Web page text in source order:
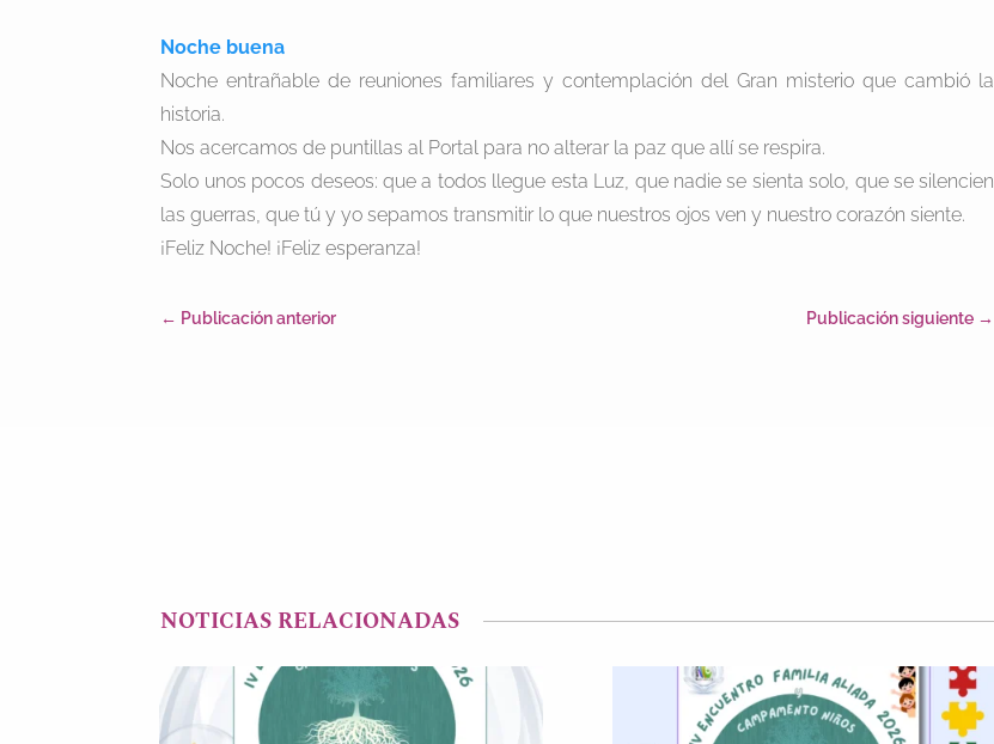
Noche buena
Noche entrañable de reuniones familiares y contemplación del Gran misterio que cambió la
historia.
Nos acercamos de puntillas al Portal para no alterar la paz que allí se respira.
Solo unos pocos deseos: que a todos llegue esta Luz, que nadie se sienta solo, que se silencien
las guerras, que tú y yo sepamos transmitir lo que nuestros ojos ven y nuestro corazón siente.
¡Feliz Noche! ¡Feliz esperanza!
← Publicación anterior Publicación siguiente →
NOTICIAS RELACIONADAS